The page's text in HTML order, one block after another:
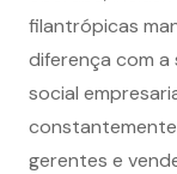
filantrópicas
diferença com a
social
gerentes e